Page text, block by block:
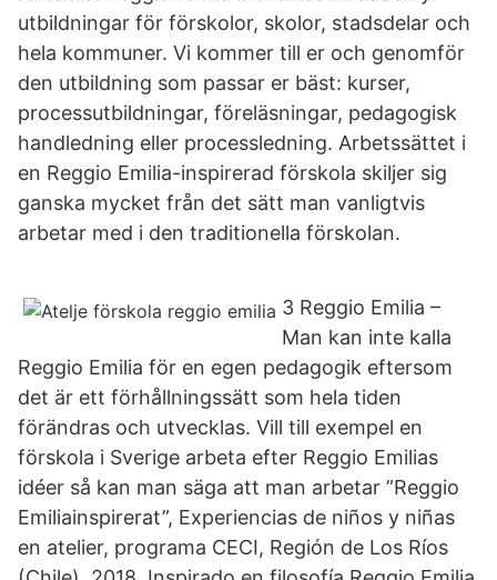
utbildningar för förskolor, skolor, stadsdelar och
hela kommuner. Vi kommer till er och genomför
den utbildning som passar er bäst: kurser,
processutbildningar, föreläsningar, pedagogisk
handledning eller processledning. Arbetssättet i
en Reggio Emilia-inspirerad förskola skiljer sig
ganska mycket från det sätt man vanligtvis
arbetar med i den traditionella förskolan.
3 Reggio Emilia –
Man kan inte kalla
Reggio Emilia för en egen pedagogik eftersom
det är ett förhållningssätt som hela tiden
förändras och utvecklas. Vill till exempel en
förskola i Sverige arbeta efter Reggio Emilias
idéer så kan man säga att man arbetar ”Reggio
Emiliainspirerat”, Experiencias de niños y niñas
en atelier, programa CECI, Región de Los Ríos